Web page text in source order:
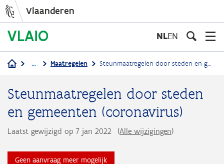
inhoud
Vlaanderen
NLEN
... Maatregelen Steunmaatregelen door steden en gemeenten (coronavirus)
Steunmaatregelen door steden
en gemeenten (coronavirus)
Laatst gewijzigd op 7 jan 2022 (Alle wijzigingen)
Geen aanvraag meer mogelijk